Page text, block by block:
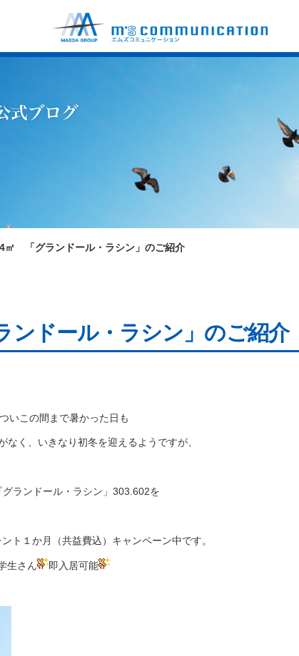
㎡ 「グランドール・ラシン」のご紹介
ドール・ラシン」のご紹介
いこの間まで暑かった日も
く、いきなり初冬を迎えるようですが、
ランドール・ラシン」303.602を
ト１か月（共益費込）キャンペーン中です。
生さん 即入居可能